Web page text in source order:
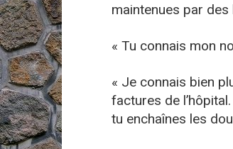
maintenues par
« Tu connais mon
« Je connais bien
factures de
tu enchaînes les